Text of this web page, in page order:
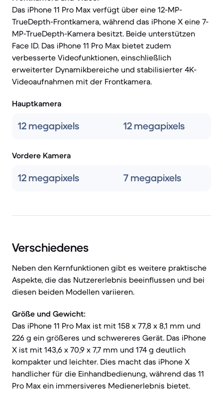
Das iPhone 11 Pro Max verfügt über eine 12-MP-
TrueDepth-Frontkamera, während das iPhone X eine 7-
MP-TrueDepth-Kamera besitzt. Beide unterstützen
Face ID. Das iPhone 11 Pro Max bietet zudem
verbesserte Videofunktionen, einschließlich
erweiterter Dynamikbereiche und stabilisierter 4K-
Videoaufnahmen mit der Frontkamera.
Hauptkamera
12 megapixels 12 megapixels
Vordere Kamera
12 megapixels 7 megapixels
Verschiedenes
Neben den Kernfunktionen gibt es weitere praktische
Aspekte, die das Nutzererlebnis beeinflussen und bei
diesen beiden Modellen variieren.
Größe und Gewicht:
Das iPhone 11 Pro Max ist mit 158 x 77,8 x 8,1 mm und
226 g ein größeres und schwereres Gerät. Das iPhone
X ist mit 143,6 x 70,9 x 7,7 mm und 174 g deutlich
kompakter und leichter. Dies macht das iPhone X
handlicher für die Einhandbedienung, während das 11
Pro Max ein immersiveres Medienerlebnis bietet.